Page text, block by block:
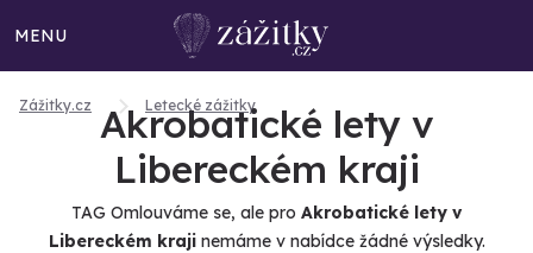
MENU
Zážitky.cz Letecké zážitky
Akrobatické lety v
Libereckém kraji
TAG Omlouváme se, ale pro Akrobatické lety v
Libereckém krajinemáme v nabídce žádné výsledky.